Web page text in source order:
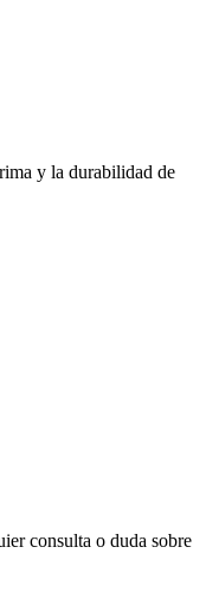
y la durabilidad de
consulta o duda sobre